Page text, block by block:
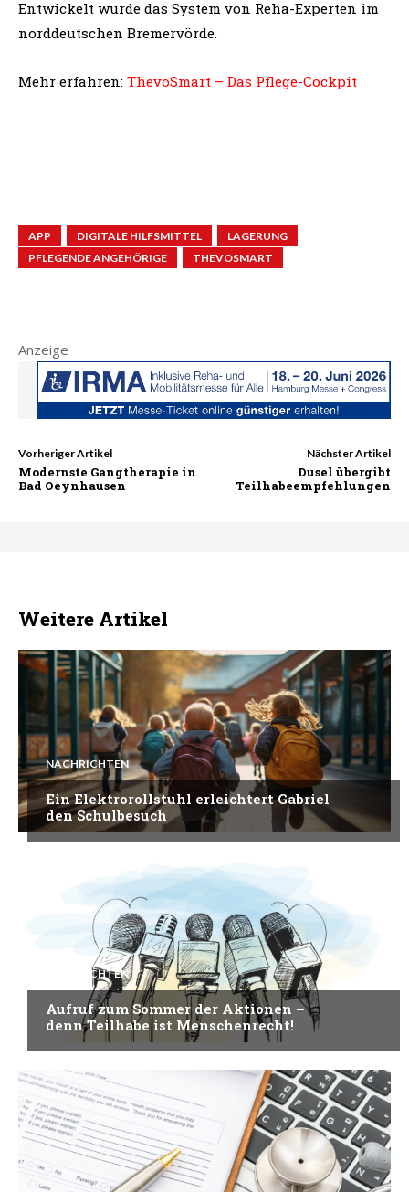
Entwickelt wurde das System von Reha-Experten im
norddeutschen Bremervörde.
Mehr erfahren: ThevoSmart – Das Pflege-Cockpit
APP DIGITALE HILFSMITTEL
LAGERUNG
PFLEGENDE ANGEHÖRIGE
THEVOSMART
Anzeige
Vorheriger Artikel
Modernste Gangtherapie in
Bad Oeynhausen
Nächster Artikel
Dusel übergibt
Teilhabeempfehlungen
Weitere Artikel
NACHRICHTEN
Ein Elektrorollstuhl erleichtert Gabriel
den Schulbesuch
NACHRICHTEN
Aufruf zum Sommer der Aktionen –
denn Teilhabe ist Menschenrecht!